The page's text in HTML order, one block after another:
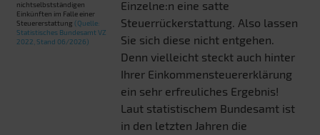
nichtselbstständigen
Einkünften im Falle einer
Steuererstattung (Quelle:
Statistisches Bundesamt VZ
2022, Stand 06/2026)
Einzelne:n eine satte
Steuerrückerstattung. Also lassen
Sie sich diese nicht entgehen.
Denn vielleicht steckt auch hinter
Ihrer Einkommensteuererklärung
ein sehr erfreuliches Ergebnis!
Laut statistischem Bundesamt ist
in den letzten Jahren die